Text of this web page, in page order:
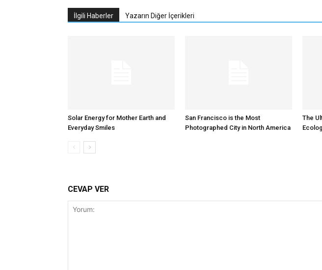
İlgili Haberler Yazarın Diğer İçerikleri
Solar Energy for Mother Earth and
Everyday Smiles
San Francisco is the Most
Photographed City in North America
The
CEVAP VER